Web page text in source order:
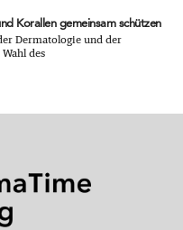
Korallen gemeinsam schützen
Dermatologie und der
des